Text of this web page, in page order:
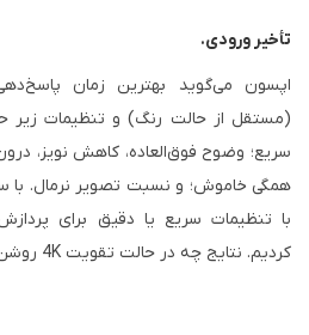
تأخیر ورودی.
(مستقل از حالت رنگ) و تنظیمات زیر
سریع؛ وضوح فوق‌العاده، کاهش نویز،
کردیم. نتایج چه در حالت تقویت 4K روشن و چه خاموش، یکسان بود.